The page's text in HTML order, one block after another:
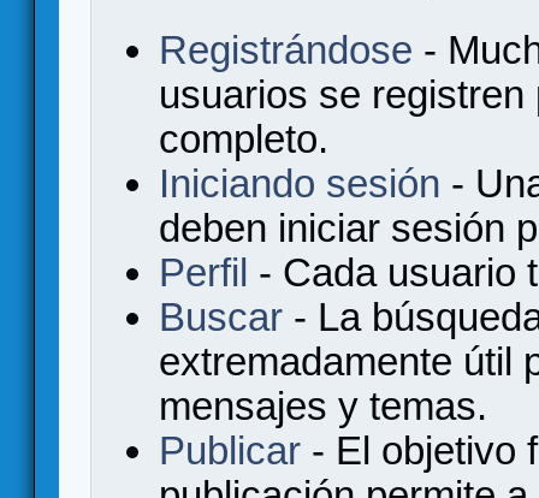
Registrándose -
usuarios se
completo.
Iniciando sesión -
deben iniciar sesión
Perfil - Cada usuario
Buscar - La
extremadamente útil
mensajes y temas.
Publicar - El objetivo